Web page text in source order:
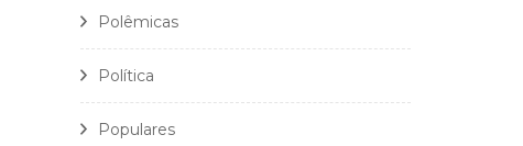
Polêmicas
Política
Populares